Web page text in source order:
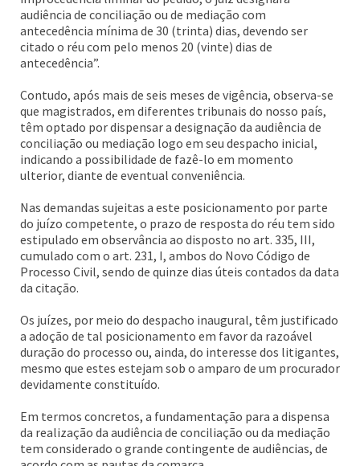
audiência de conciliação ou de mediação com
antecedência mínima de 30 (trinta) dias, devendo ser
citado o réu com pelo menos 20 (vinte) dias de
antecedência”.
Contudo, após mais de seis meses de vigência, observa-se
que magistrados, em diferentes tribunais do nosso país,
têm optado por dispensar a designação da audiência de
conciliação ou mediação logo em seu despacho inicial,
indicando a possibilidade de fazê-lo em momento
ulterior, diante de eventual conveniência.
Nas demandas sujeitas a este posicionamento por parte
do juízo competente, o prazo de resposta do réu tem sido
estipulado em observância ao disposto no art. 335, III,
cumulado com o art. 231, I, ambos do Novo Código de
Processo Civil, sendo de quinze dias úteis contados da data
da citação.
Os juízes, por meio do despacho inaugural, têm justificado
a adoção de tal posicionamento em favor da razoável
duração do processo ou, ainda, do interesse dos litigantes,
mesmo que estes estejam sob o amparo de um procurador
devidamente constituído.
Em termos concretos, a fundamentação para a dispensa
da realização da audiência de conciliação ou da mediação
tem considerado o grande contingente de audiências, de